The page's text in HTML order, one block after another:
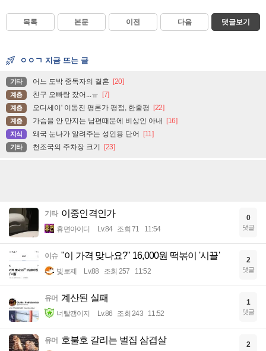
목록 본문 이전 다음 댓글보기
ㅇㅇㄱ 지금 뜨는 글
기타 어느 도박 중독자의 결혼 [20]
계층 친구 오빠랑 잤어...ㅠ [7]
계층 오디세이' 이동진 평론가 평점, 한줄평 [22]
계층 가슴을 안 만지는 남편때문에 비상인 아내 [16]
지식 왜국 눈나가 알려주는 성인용 단어 [11]
기타 천조국의 주차장 크기 [23]
기타 이중인격인가
휴면아이디 Lv.84 조회 71 11:54
0
댓글
이슈 "이 가격 맞나요?" 16,000원 떡볶이 '시끌'
빛로제 Lv.88 조회 257 11:52
2
댓글
유머 계산된 실패
너빨갱이지 Lv.86 조회 243 11:52
1
댓글
유머 호불호 갈리는 벌집 삼겹살 2